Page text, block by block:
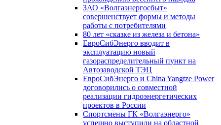
ЗАО «Волгаэнергосбыт»
совершенствует формы и методы
работы с потребителями
80 лет «сказке из железа и бетона»
ЕвроСибЭнерго вводит в
эксплуатацию новый
газораспределительный пункт на
Автозаводской ТЭЦ
ЕвроСибЭнерго и China Yangtze Power
договорились о совместной
реализации гидроэнергетических
проектов в России
Спортсмены ГК «Волгаэнерго»
успешно выступили на областной